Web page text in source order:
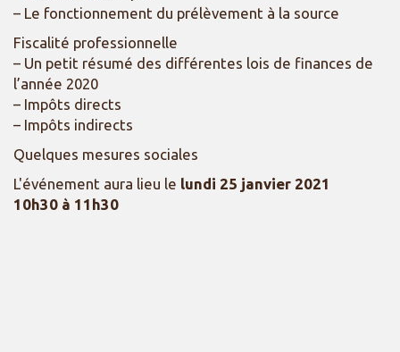
– Le fonctionnement du prélèvement à la source
Fiscalité professionnelle
– Un petit résumé des différentes lois de finances de
l’année 2020
– Impôts directs
– Impôts indirects
Quelques mesures sociales
L'événement aura lieu le lundi 25 janvier 2021
10h30 à 11h30